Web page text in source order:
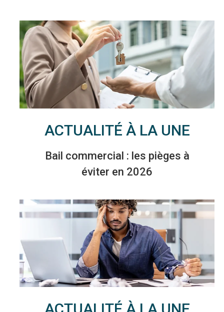
ACTUALITÉ À LA UNE
Bail commercial : les pièges à
éviter en 2026